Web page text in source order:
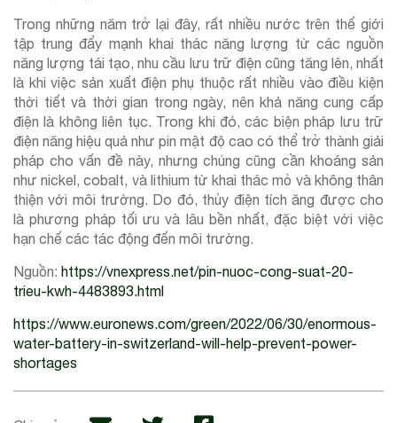
Trong những năm trở lại đây, rất nhiều nước trên thế giới
tập trung đẩy mạnh khai thác năng lượng từ các nguồn
năng lượng tái tạo, nhu cầu lưu trữ điện cũng tăng lên, nhất
là khi việc sản xuất điện phụ thuộc rất nhiều vào điều kiện
thời tiết và thời gian trong ngày, nên khả năng cung cấp
điện là không liên tục. Trong khi đó, các biện pháp lưu trữ
điện năng hiệu quả như pin mật độ cao có thể trở thành giải
pháp cho vấn đề này, nhưng chúng cũng cần khoáng sản
như nickel, cobalt, và lithium từ khai thác mỏ và không thân
thiện với môi trường. Do đó, thủy điện tích ăng được cho
là phương pháp tối ưu và lâu bền nhất, đặc biệt với việc
hạn chế các tác động đến môi trường.
Nguồn: https://vnexpress.net/pin-nuoc-cong-suat-20-
trieu-kwh-4483893.html
https://www.euronews.com/green/2022/06/30/enormous-
water-battery-in-switzerland-will-help-prevent-power-
shortages